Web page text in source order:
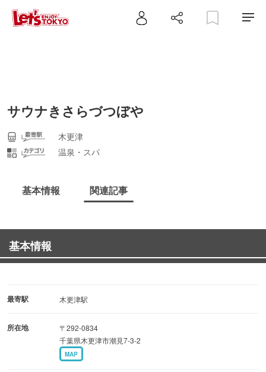
サウナきさらづつぼや
木更津
温泉・スパ
基本情報 関連記事
基本情報
最寄駅 木更津駅
所在地
〒292-0834
千葉県木更津市潮見7-3-2
MAP